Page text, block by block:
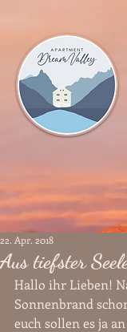
Aus tiefster
22. Apr. 2018
Hallo ihr Lieben!
Sonnenbrand
euch sollen es ja